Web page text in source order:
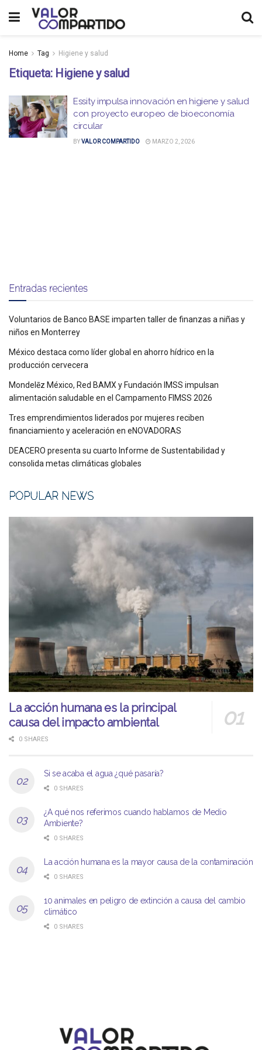
Home Tag Higiene y salud
Etiqueta: Higiene y salud
Essity impulsa innovación en higiene y salud
con proyecto europeo de bioeconomía
circular
BYVALOR COMPARTIDO MARZO 2, 2026
Entradas recientes
Voluntarios de Banco BASE imparten taller de finanzas a niñas y
niños en Monterrey
México destaca como líder global en ahorro hídrico en la
producción cervecera
Mondelēz México, Red BAMX y Fundación IMSS impulsan
alimentación saludable en el Campamento FIMSS 2026
Tres emprendimientos liderados por mujeres reciben
financiamiento y aceleración en eNOVADORAS
DEACERO presenta su cuarto Informe de Sustentabilidad y
consolida metas climáticas globales
POPULAR NEWS
La acción humana es la principal
causa del impacto ambiental
0 SHARES
Si se acaba el agua ¿qué pasaría?
0 SHARES
¿A qué nos referimos cuando hablamos de Medio
Ambiente?
0 SHARES
La acción humana es la mayor causa de la contaminación
0 SHARES
10 animales en peligro de extinción a causa del cambio
climático
0 SHARES